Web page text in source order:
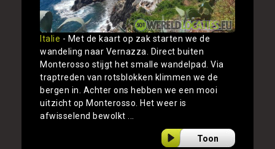
Italie - Met de kaart op zak starten we de
wandeling naar Vernazza. Direct buiten
Monterosso stijgt het smalle wandelpad. Via
traptreden van rotsblokken klimmen we de
bergen in. Achter ons hebben we een mooi
uitzicht op Monterosso. Het weer is
afwisselend bewolkt ...
Toon